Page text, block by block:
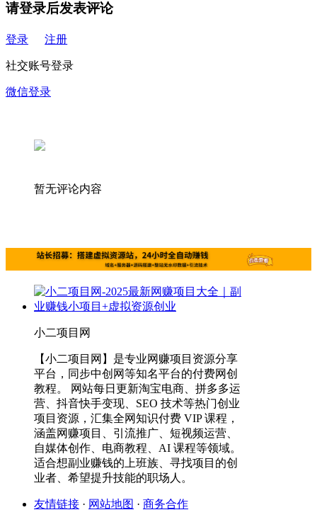
请登录后发表评论
登录 注册
社交账号登录
微信登录
暂无评论内容
小二项目网
【小二项目网】是专业网赚项目资源分享
平台，同步中创网等知名平台的付费网创
教程。 网站每日更新淘宝电商、拼多多运
营、抖音快手变现、SEO 技术等热门创业
项目资源，汇集全网知识付费 VIP 课程，
涵盖网赚项目、引流推广、短视频运营、
自媒体创作、电商教程、AI 课程等领域。
适合想副业赚钱的上班族、寻找项目的创
业者、希望提升技能的职场人。
友情链接 · 网站地图 · 商务合作